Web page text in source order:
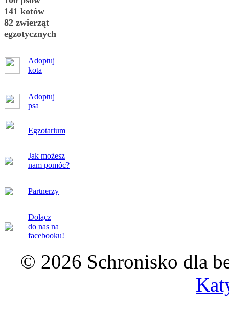
141 kotów
82 zwierząt
egzotycznych
Adoptuj
kota
Adoptuj
psa
Egzotarium
Jak możesz
nam pomóc?
Partnerzy
Dołącz
do nas na
facebooku!
© 2026 Schronisko dla